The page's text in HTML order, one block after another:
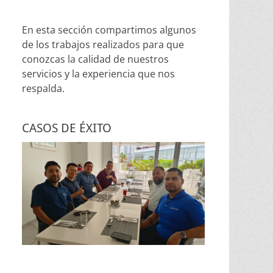
En esta sección compartimos algunos
de los trabajos realizados para que
conozcas la calidad de nuestros
servicios y la experiencia que nos
respalda.
CASOS DE ÉXITO